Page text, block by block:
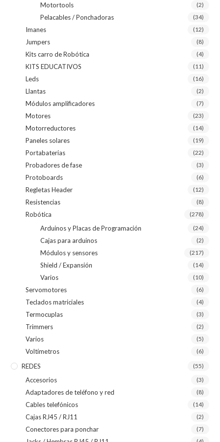
Motortools (2)
Pelacables / Ponchadoras (34)
Imanes (12)
Jumpers (8)
Kits carro de Robótica (4)
KITS EDUCATIVOS (11)
Leds (16)
Llantas (2)
Módulos amplificadores (7)
Motores (23)
Motorreductores (14)
Paneles solares (19)
Portabaterias (22)
Probadores de fase (3)
Protoboards (6)
Regletas Header (12)
Resistencias (8)
Robótica (278)
Arduinos y Placas de Programación (24)
Cajas para arduinos (2)
Módulos y sensores (217)
Shield / Expansión (14)
Varios (10)
Servomotores (6)
Teclados matriciales (4)
Termocuplas (3)
Trimmers (2)
Varios (5)
Voltímetros (6)
REDES (55)
Accesorios (3)
Adaptadores de teléfono y red (8)
Cables telefónicos (14)
Cajas RJ45 / RJ11 (2)
Conectores para ponchar (7)